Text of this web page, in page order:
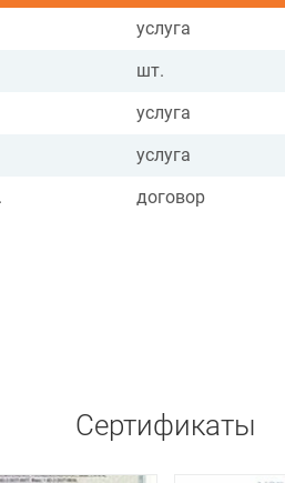
услуга
шт.
услуга
услуга
договор
Сертификаты